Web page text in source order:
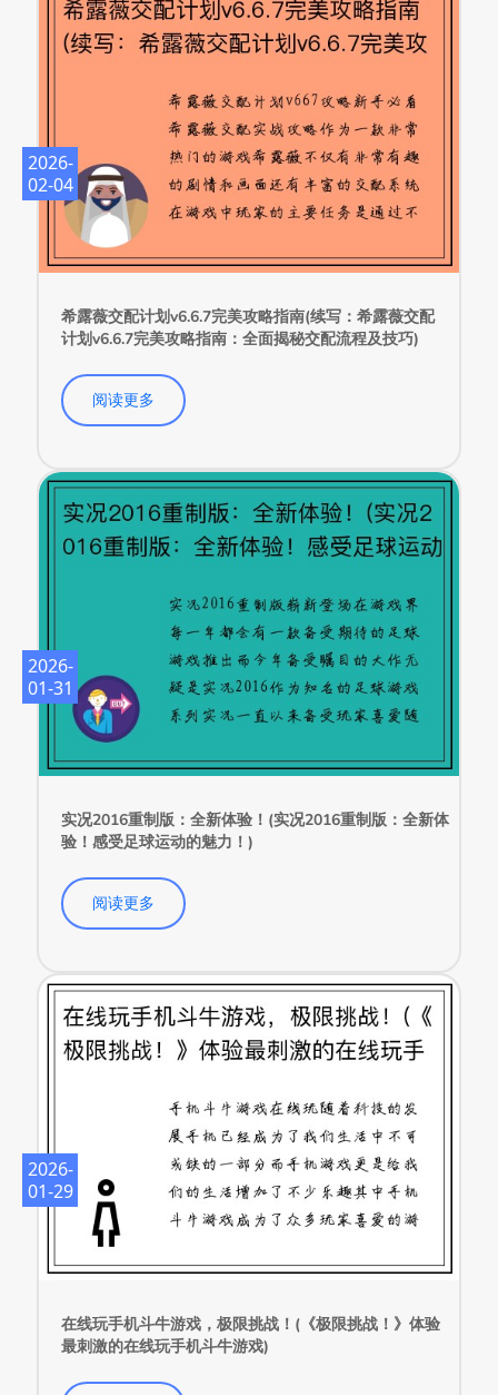
2026-
02-04
希露薇交配计划v6.6.7完美攻略指南(续写：希露薇交配
计划v6.6.7完美攻略指南：全面揭秘交配流程及技巧)
阅读更多
2026-
01-31
实况2016重制版：全新体验！(实况2016重制版：全新体
验！感受足球运动的魅力！)
阅读更多
2026-
01-29
在线玩手机斗牛游戏，极限挑战！(《极限挑战！》体验
最刺激的在线玩手机斗牛游戏)